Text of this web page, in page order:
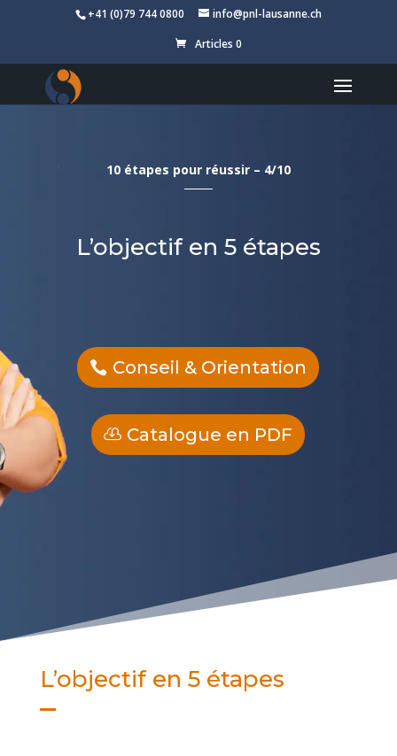
+41 (0)79 744 0800
info@pnl-lausanne.ch
Articles 0
10 étapes pour réussir – 4/10
L’objectif en 5 étapes
Conseil & Orientation
Catalogue en PDF
L’objectif en 5 étapes